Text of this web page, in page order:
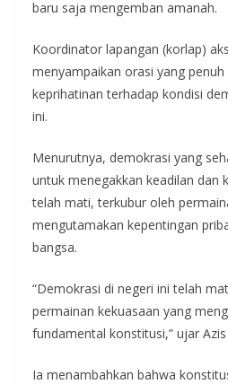
baru saja mengemban amanah.
Koordinator lapangan (korlap)
menyampaikan orasi yang penuh
keprihatinan terhadap kondisi
ini.
Menurutnya, demokrasi yang
untuk menegakkan keadilan dan
telah mati, terkubur oleh
mengutamakan kepentingan
bangsa.
“Demokrasi di negeri ini telah
permainan kekuasaan yang
fundamental konstitusi,” ujar
Ia menambahkan bahwa